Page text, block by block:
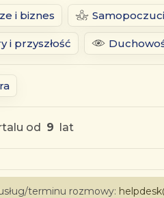
i biznes
i przyszłość
od 9 lat
terminu rozmowy: